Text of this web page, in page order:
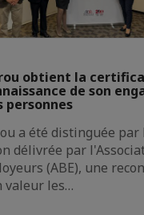
obtient la
de son
personnes
a été distinguée par
délivrée par
(ABE), une
valeur les…